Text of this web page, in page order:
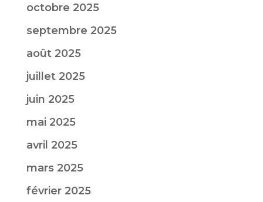
octobre 2025
septembre 2025
août 2025
juillet 2025
juin 2025
mai 2025
avril 2025
mars 2025
février 2025